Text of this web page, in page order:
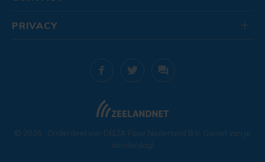
© 2026 . Onderdeel van DELTA Fiber Nederland B.V. Geniet van je
donderdag!
PRIVACY